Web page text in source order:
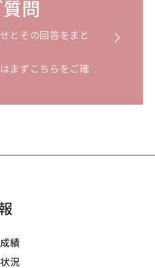
問
とその回答をまと
まずこちらをご確
績
況